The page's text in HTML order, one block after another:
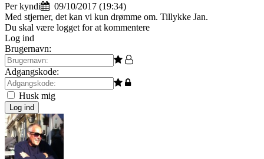
Per kyndi
09/10/2017 (19:34)
Med stjerner, det kan vi kun drømme om. Tillykke Jan.
Du skal være logget for at kommentere
Log ind
Brugernavn:
Adgangskode:
Husk mig
Log ind